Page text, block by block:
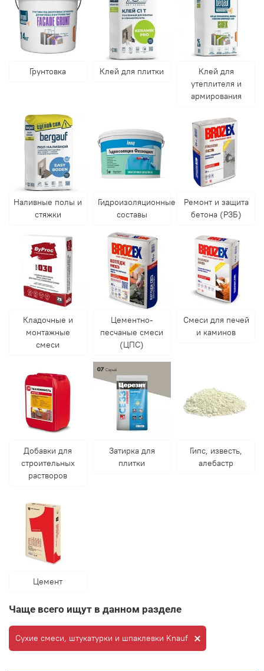
Грунтовка Клей для плитки
Клей для
утеплителя и
армирования
Наливные полы и
стяжки
Гидроизоляционные
составы
Ремонт и защита
бетона (РЗБ)
Кладочные и
монтажные
смеси
Цементно-
песчаные смеси
(ЦПС)
Смеси для печей
и каминов
Добавки для
строительных
растворов
Затирка для
плитки
Гипс, известь,
алебастр
Цемент
Чаще всего ищут в данном разделе
Сухие смеси, штукатурки и шпаклевки Knauf